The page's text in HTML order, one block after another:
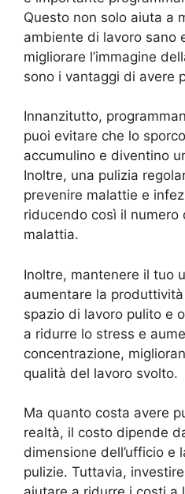
Questo non solo aiuta a
ambiente di lavoro sano
migliorare l’immagine
sono i vantaggi di avere
Innanzitutto,
puoi evitare che lo
accumulino e diventino
Inoltre, una pulizia
prevenire malattie e
riducendo così il numero
malattia.
Inoltre, mantenere il tuo
aumentare la
spazio di lavoro pulito e
a ridurre lo stress e
concentrazione,
qualità del lavoro svolto.
Ma quanto costa avere
realtà, il costo dipende
dimensione dell’ufficio e
pulizie. Tuttavia,